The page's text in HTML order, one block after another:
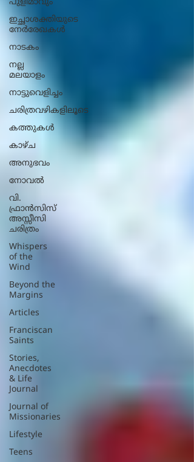
പുളിമാവും
ഇച്ഛാശക്തിയുടെ
നേര്‍രേഖകള്‍
നാടകം
നല്ല
മലയാളം
നാട്ടുവെളിച്ചം
ചരിത്രവഴികളിലൂടെ
കത്തുകൾ
കാഴ്ച
അനുഭവം
നോവല്‍
വി.
ഫ്രാൻസിസ്
അസ്സീസി
ചരിത്രം
Whispers
of the
Wind
Beyond the
Margins
Articles
Franciscan
Saints
Stories,
Anecdotes
& Life
Journal
Journal of
Missionaries
Lifestyle
Teens